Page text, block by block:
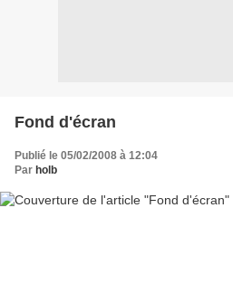
Fond d'écran
Publié le 05/02/2008 à 12:04
Par holb